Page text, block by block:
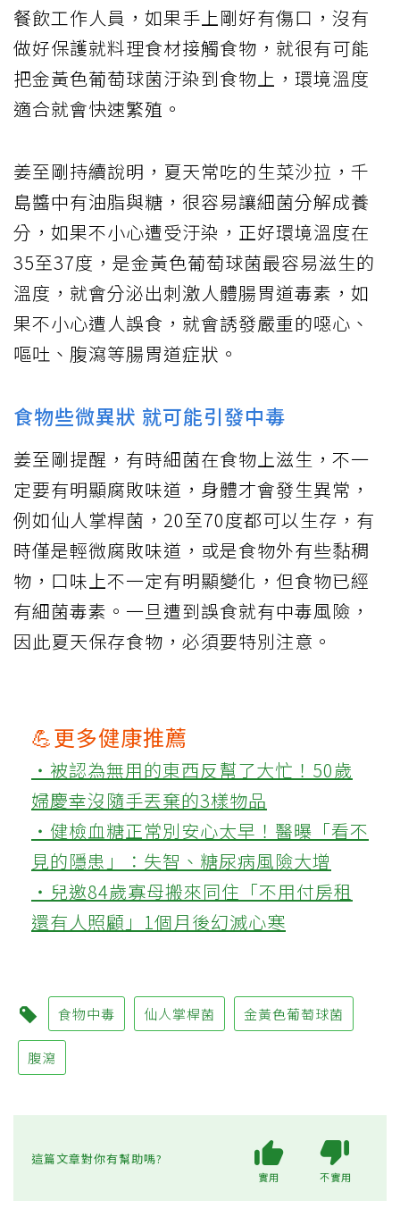
餐飲工作人員，如果手上剛好有傷口，沒有
做好保護就料理食材接觸食物，就很有可能
把金黃色葡萄球菌汙染到食物上，環境溫度
適合就會快速繁殖。
姜至剛持續說明，夏天常吃的生菜沙拉，千
島醬中有油脂與糖，很容易讓細菌分解成養
分，如果不小心遭受汙染，正好環境溫度在
35至37度，是金黃色葡萄球菌最容易滋生的
溫度，就會分泌出刺激人體腸胃道毒素，如
果不小心遭人誤食，就會誘發嚴重的噁心、
嘔吐、腹瀉等腸胃道症狀。
食物些微異狀 就可能引發中毒
姜至剛提醒，有時細菌在食物上滋生，不一
定要有明顯腐敗味道，身體才會發生異常，
例如仙人掌桿菌，20至70度都可以生存，有
時僅是輕微腐敗味道，或是食物外有些黏稠
物，口味上不一定有明顯變化，但食物已經
有細菌毒素。一旦遭到誤食就有中毒風險，
因此夏天保存食物，必須要特別注意。
💪更多健康推薦
‧被認為無用的東西反幫了大忙！50歲
婦慶幸沒隨手丟棄的3樣物品
‧健檢血糖正常別安心太早！醫曝「看不
見的隱患」：失智、糖尿病風險大增
‧兒邀84歲寡母搬來同住「不用付房租
還有人照顧」1個月後幻滅心寒
食物中毒 仙人掌桿菌 金黃色葡萄球菌
腹瀉
這篇文章對你有幫助嗎?
實用 不實用